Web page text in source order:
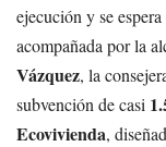
ejecución y se
acompañada por la
Vázquez, la
subvención de casi
Ecovivienda,